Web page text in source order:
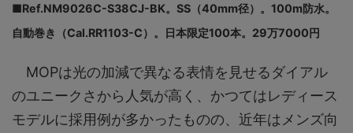
■Ref.NM9026C-S38CJ-BK。SS（40mm径）。100m防水。
自動巻き（Cal.RR1103-C）。日本限定100本。29万7000円
MOPは光の加減で異なる表情を見せるダイアル
のユニークさから人気が高く、かつてはレディース
モデルに採用例が多かったものの、近年はメンズ向